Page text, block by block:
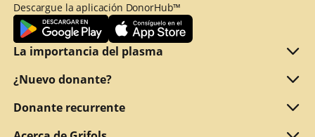
Descargue la aplicación DonorHub™
La importancia del plasma
Qué es el plasma
Motivos para donar
¿Nuevo donante?
¿Cumple los requisitos para donar?
Donante recurrente